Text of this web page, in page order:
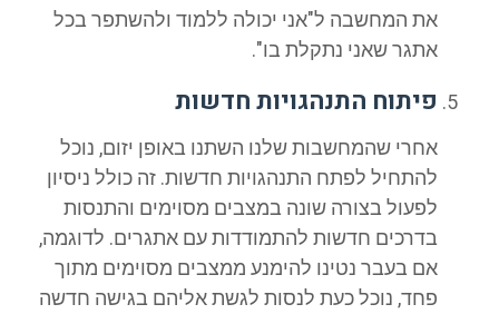
את המחשבה ל"אני יכולה ללמוד ולהשתפר בכל
אתגר שאני נתקלת בו".
פיתוח התנהגויות חדשות
אחרי שהמחשבות שלנו השתנו באופן יזום, נוכל
להתחיל לפתח התנהגויות חדשות. זה כולל ניסיון
לפעול בצורה שונה במצבים מסוימים והתנסות
בדרכים חדשות להתמודדות עם אתגרים. לדוגמה,
אם בעבר נטינו להימנע ממצבים מסוימים מתוך
פחד, נוכל כעת לנסות לגשת אליהם בגישה חדשה